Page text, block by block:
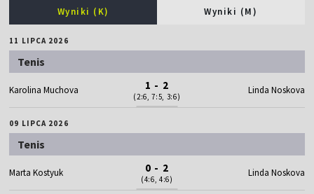
Wyniki (K) Wyniki (M)
11 LIPCA 2026
Tenis
Karolina Muchova 1 - 2
(2:6, 7:5, 3:6)
Linda Noskova
09 LIPCA 2026
Tenis
Marta Kostyuk 0 - 2
(4:6, 4:6)
Linda Noskova